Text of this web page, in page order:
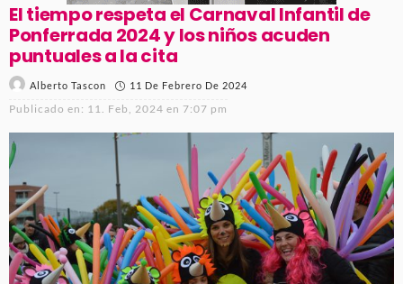
El tiempo respeta el Carnaval Infantil de
Ponferrada 2024 y los niños acuden
puntuales a la cita
Alberto Tascon 11 De Febrero De 2024
Publicado en: 11. Feb, 2024 en 7:07 pm